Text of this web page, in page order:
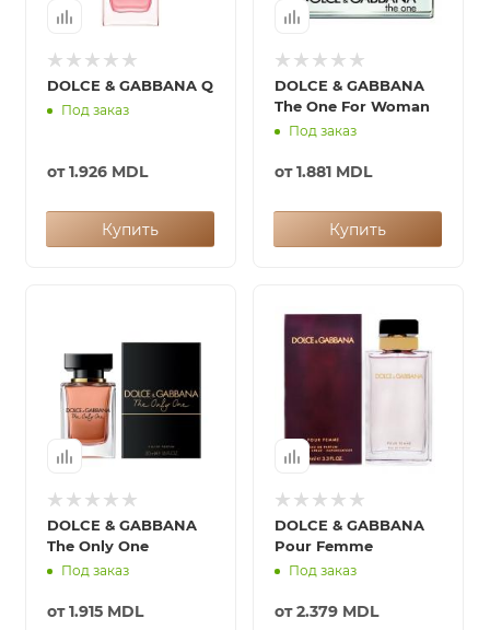
DOLCE & GABBANA Q
Под заказ
от1.926 MDL
Купить
DOLCE & GABBANA
The One For Woman
Под заказ
от1.881 MDL
Купить
DOLCE & GABBANA
The Only One
Под заказ
от1.915 MDL
DOLCE & GABBANA
Pour Femme
Под заказ
от2.379 MDL